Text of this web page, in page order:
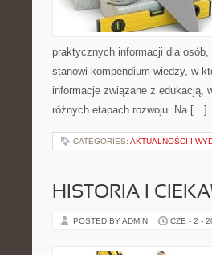
praktycznych informacji dla
stanowi kompendium wiedzy, w
informacje związane z edukacją,
różnych etapach rozwoju. Na […]
CATEGORIES: AKTUALNOŚCI I
HISTORIA I
POSTED BY ADMIN CZE - 2 -